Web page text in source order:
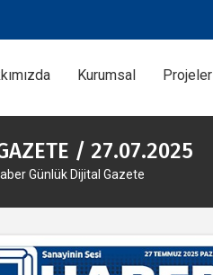
Kurumsal Projeler
/ 27.07.2025
Günlük Dijital Gazete